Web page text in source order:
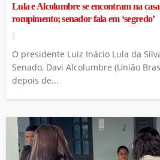
Lula e Alcolumbre se encontram na
rompimento; senador fala em ‘segredo’
O presidente Luiz Inácio Lula da
Senado, Davi Alcolumbre (União
depois de...